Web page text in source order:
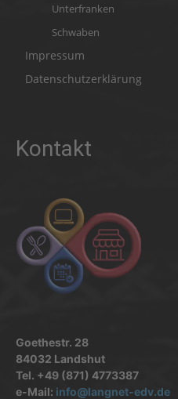
Unterfranken
Schwaben
Impressum
Datenschutzerklärung
Kontakt
Goethestr. 28
84032 Landshut
Tel. +49 (871) 4773387
e-Mail: info@langnet-edv.de